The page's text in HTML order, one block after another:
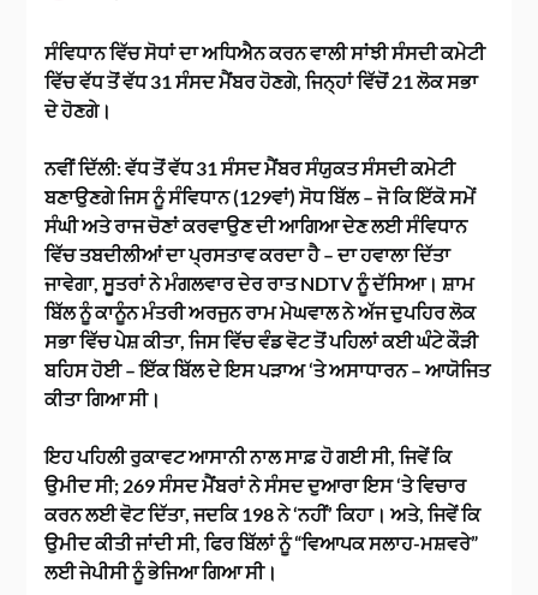
ਸੰਵਿਧਾਨ ਵਿੱਚ ਸੋਧਾਂ ਦਾ ਅਧਿਐਨ ਕਰਨ ਵਾਲੀ ਸਾਂਝੀ ਸੰਸਦੀ ਕਮੇਟੀ
ਵਿੱਚ ਵੱਧ ਤੋਂ ਵੱਧ 31 ਸੰਸਦ ਮੈਂਬਰ ਹੋਣਗੇ, ਜਿਨ੍ਹਾਂ ਵਿੱਚੋਂ 21 ਲੋਕ ਸਭਾ
ਦੇ ਹੋਣਗੇ।
ਨਵੀਂ ਦਿੱਲੀ: ਵੱਧ ਤੋਂ ਵੱਧ 31 ਸੰਸਦ ਮੈਂਬਰ ਸੰਯੁਕਤ ਸੰਸਦੀ ਕਮੇਟੀ
ਬਣਾਉਣਗੇ ਜਿਸ ਨੂੰ ਸੰਵਿਧਾਨ (129ਵਾਂ) ਸੋਧ ਬਿੱਲ – ਜੋ ਕਿ ਇੱਕੋ ਸਮੇਂ
ਸੰਘੀ ਅਤੇ ਰਾਜ ਚੋਣਾਂ ਕਰਵਾਉਣ ਦੀ ਆਗਿਆ ਦੇਣ ਲਈ ਸੰਵਿਧਾਨ
ਵਿੱਚ ਤਬਦੀਲੀਆਂ ਦਾ ਪ੍ਰਸਤਾਵ ਕਰਦਾ ਹੈ – ਦਾ ਹਵਾਲਾ ਦਿੱਤਾ
ਜਾਵੇਗਾ, ਸੂਤਰਾਂ ਨੇ ਮੰਗਲਵਾਰ ਦੇਰ ਰਾਤ NDTV ਨੂੰ ਦੱਸਿਆ। ਸ਼ਾਮ
ਬਿੱਲ ਨੂੰ ਕਾਨੂੰਨ ਮੰਤਰੀ ਅਰਜੁਨ ਰਾਮ ਮੇਘਵਾਲ ਨੇ ਅੱਜ ਦੁਪਹਿਰ ਲੋਕ
ਸਭਾ ਵਿੱਚ ਪੇਸ਼ ਕੀਤਾ, ਜਿਸ ਵਿੱਚ ਵੰਡ ਵੋਟ ਤੋਂ ਪਹਿਲਾਂ ਕਈ ਘੰਟੇ ਕੌੜੀ
ਬਹਿਸ ਹੋਈ – ਇੱਕ ਬਿੱਲ ਦੇ ਇਸ ਪੜਾਅ ‘ਤੇ ਅਸਾਧਾਰਨ – ਆਯੋਜਿਤ
ਕੀਤਾ ਗਿਆ ਸੀ।
ਇਹ ਪਹਿਲੀ ਰੁਕਾਵਟ ਆਸਾਨੀ ਨਾਲ ਸਾਫ਼ ਹੋ ਗਈ ਸੀ, ਜਿਵੇਂ ਕਿ
ਉਮੀਦ ਸੀ; 269 ਸੰਸਦ ਮੈਂਬਰਾਂ ਨੇ ਸੰਸਦ ਦੁਆਰਾ ਇਸ ‘ਤੇ ਵਿਚਾਰ
ਕਰਨ ਲਈ ਵੋਟ ਦਿੱਤਾ, ਜਦਕਿ 198 ਨੇ ‘ਨਹੀਂ’ ਕਿਹਾ। ਅਤੇ, ਜਿਵੇਂ ਕਿ
ਉਮੀਦ ਕੀਤੀ ਜਾਂਦੀ ਸੀ, ਫਿਰ ਬਿੱਲਾਂ ਨੂੰ “ਵਿਆਪਕ ਸਲਾਹ-ਮਸ਼ਵਰੇ”
ਲਈ ਜੇਪੀਸੀ ਨੂੰ ਭੇਜਿਆ ਗਿਆ ਸੀ।